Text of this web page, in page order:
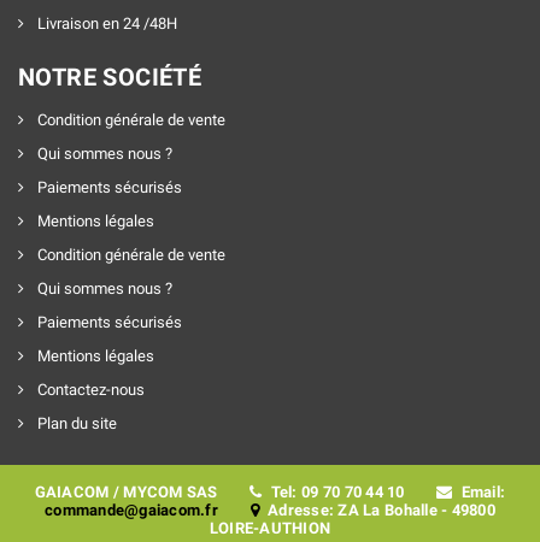
Livraison en 24 /48H
NOTRE SOCIÉTÉ
Condition générale de vente
Qui sommes nous ?
Paiements sécurisés
Mentions légales
Condition générale de vente
Qui sommes nous ?
Paiements sécurisés
Mentions légales
Contactez-nous
Plan du site
GAIACOM / MYCOM SAS Tel: 09 70 70 44 10
Email:
commande@gaiacom.fr
Adresse: ZA La Bohalle - 49800
LOIRE-AUTHION